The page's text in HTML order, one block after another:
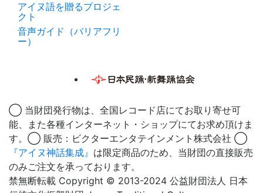
アイヌ語を贈るプロジェ
クト
音声ガイド（バリアフリ
ー）
◯ 当財団発行物は、全国レコード店にてお取り寄せ可
能、また各種インターネット・ショップにてお求め頂けま
す。◯ 販売：ビクターエンタテインメント株式会社 ◯
『アイヌ神話集成』 は限定商品のため、当財団の直接販売
のみご注文を承っております。
禁無断転載 Copyright © 2013-2024 公益財団法人 日本